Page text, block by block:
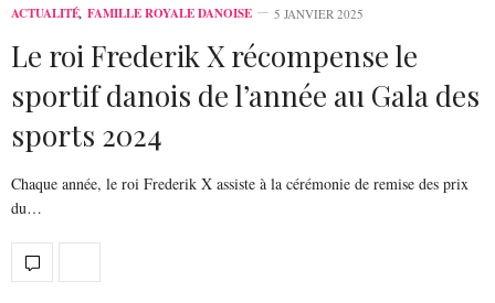
ACTUALITÉ, FAMILLE ROYALE DANOISE 5 JANVIER 2025
Le roi Frederik X récompense le
sportif danois de l’année au Gala des
sports 2024
Chaque année, le roi Frederik X assiste à la cérémonie de remise des prix
du…